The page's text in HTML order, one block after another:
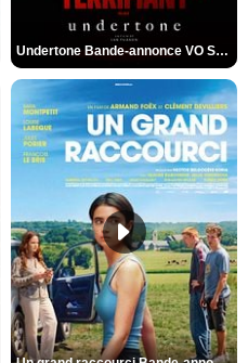
Undertone Bande-annonce VO STFR